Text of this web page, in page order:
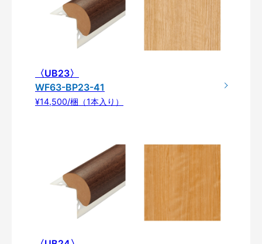
〈UB23〉
WF63-BP23-41
¥14,500/梱（1本入り）